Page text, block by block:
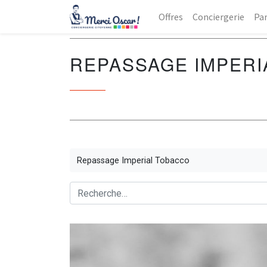
Offres Conciergerie
REPASSAGE
Repassage Imperial Tobacco